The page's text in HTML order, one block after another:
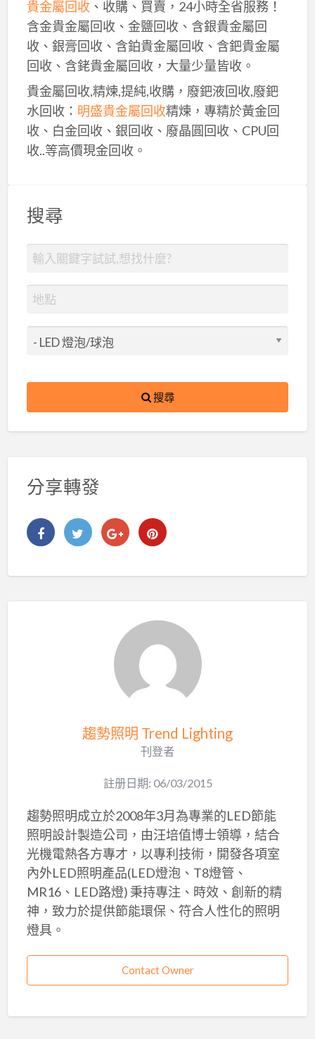
貴金屬回收、收購、買賣，24小時全省服務！
含金貴金屬回收、金鹽回收、含銀貴金屬回
收、銀膏回收、含鉑貴金屬回收、含鈀貴金屬
回收、含銠貴金屬回收，大量少量皆收。
貴金屬回收,精煉,提純,收購，廢鈀液回收,廢鈀
水回收： 明盛貴金屬回收精煉，專精於黃金回
收、白金回收、銀回收、廢晶圓回收、CPU回
收..等高價現金回收。
搜尋
搜尋
分享轉發
趨勢照明 Trend Lighting
刊登者
註册日期: 06/03/2015
趨勢照明成立於2008年3月為專業的LED節能
照明設計製造公司，由汪培值博士領導，結合
光機電熱各方專才，以專利技術，開發各項室
內外LED照明產品(LED燈泡、T8燈管、
MR16、LED路燈) 秉持專注、時效、創新的精
神，致力於提供節能環保、符合人性化的照明
燈具。
Contact Owner